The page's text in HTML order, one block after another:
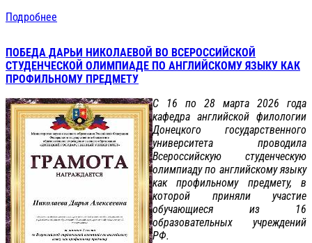
Подробнее
ПОБЕДА ДАРЬИ НИКОЛАЕВОЙ ВО ВСЕРОССИЙСКОЙ
СТУДЕНЧЕСКОЙ ОЛИМПИАДЕ ПО АНГЛИЙСКОМУ ЯЗЫКУ КАК
ПРОФИЛЬНОМУ ПРЕДМЕТУ
С 16 по 28 марта 2026 года
кафедра английской филологии
Донецкого государственного
университета проводила
Всероссийскую студенческую
олимпиаду по английскому языку
как профильному предмету, в
которой приняли участие
обучающиеся из 16
образовательных учреждений
РФ.